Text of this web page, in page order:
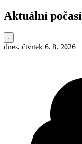
Aktuální počasí
dnes, čtvrtek 6. 8. 2026